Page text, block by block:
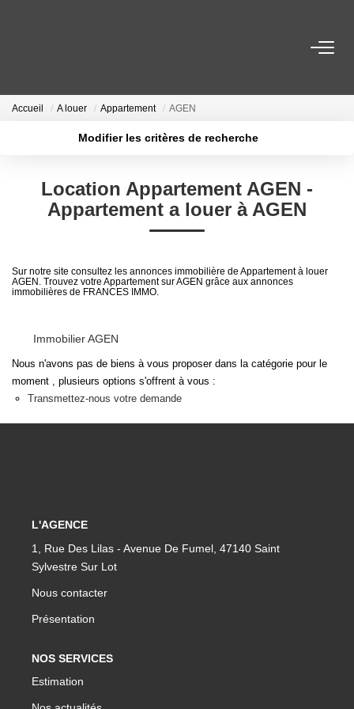
NOTRE AGENCE
Accueil A louer Appartement AGEN
Modifier les critères de recherche
Type de bien
Budget max Plus de critères
Location Appartement AGEN -
Appartement a louer à AGEN
Sur notre site consultez les annonces immobilière de Appartement à louer
AGEN. Trouvez votre Appartement sur AGEN grâce aux annonces
immobilières de FRANCES IMMO.
Immobilier AGEN
Nous n'avons pas de biens à vous proposer dans la catégorie pour le
moment , plusieurs options s'offrent à vous :
Transmettez-nous votre demande
L'AGENCE
1, Rue Des Lilas - Avenue De Fumel, 47140 Saint
Sylvestre Sur Lot
Nous contacter
Présentation
NOS SERVICES
Estimation